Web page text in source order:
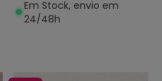
Em Stock, envio em
24/48h